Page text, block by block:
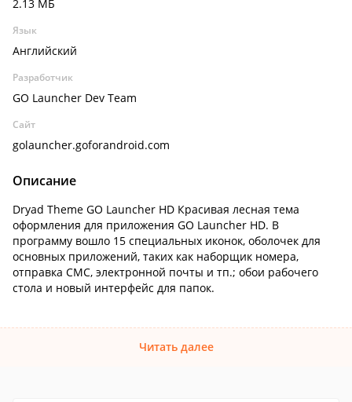
2.13 МБ
Язык
Английский
Разработчик
GO Launcher Dev Team
Сайт
golauncher.goforandroid.com
Описание
Dryad Theme GO Launcher HD Красивая лесная тема
оформления для приложения GO Launcher HD. В
программу вошло 15 специальных иконок, оболочек для
основных приложений, таких как наборщик номера,
отправка СМС, электронной почты и тп.; обои рабочего
стола и новый интерфейс для папок.
Читать далее